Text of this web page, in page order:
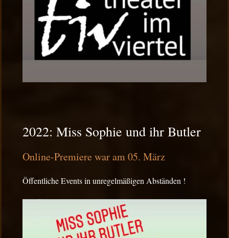
2022: Miss Sophie und ihr Butler
Online-Premiere war am 05. März
Öffentliche Events in unregelmäßigen Abständen !